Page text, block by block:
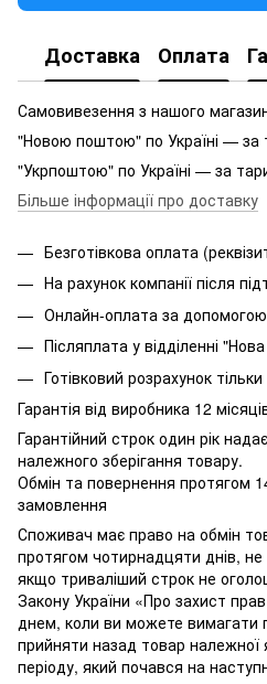
Доставка Оплата
Самовивезення з нашого
"Новою поштою" по Україні — за
"Укрпоштою" по Україні — за
Більше інформації про доставку
Безготівкова оплата
На рахунок компанії після
Онлайн-оплата за
Післяплата у відділенні
Готівковий розрахунок
Гарантія від виробника 12
Гарантійний строк один рік
належного зберігання товару.
Обмін та повернення протягом
замовлення
Споживач має право на обмін
протягом чотирнадцяти днів, не
якщо триваліший строк не
Закону України «Про захист
днем, коли ви можете вимагати
прийняти назад товар належної
періоду, який почався на